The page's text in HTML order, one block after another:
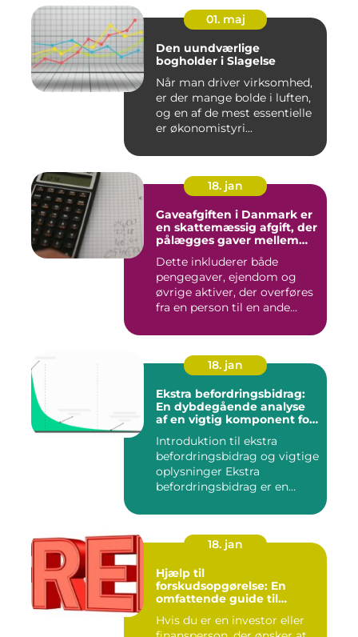
01. maj
Den uundværlige
bogholder i Slagelse
Når man driver virksomhed,
er der mange bolde i luften,
og en af de mest essentielle
er økonomistyri...
18. jan
Gaveafgiften i Danmark er
en skattemæssig afgift, der
pålægges gaver mellem
Dette inkluderer både
pengegaver, ejendom og
øvrige aktiver, der overføres
fra en person til en ande...
18. jan
Ekstra befordringsbidrag:
En dybdegående analyse
af en vigtig komponent for
Introduktion til ekstra
befordringsbidrag og vigtige
oplysninger Ekstra
befordringsbidrag er en
18. jan
Hjælp til
forskudsopgørelse: En
omfattende guide til
Hvis du er en investor eller